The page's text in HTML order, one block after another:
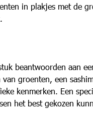
in plakjes met de
beantwoorden aan
groenten, een
kenmerken. Een
het best gekozen